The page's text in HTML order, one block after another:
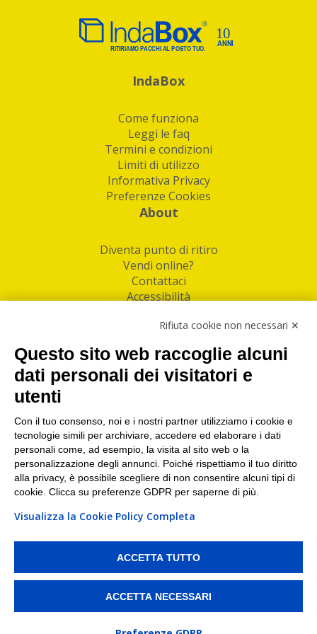
IndaBox
Come funziona
Leggi le faq
Termini e condizioni
Limiti di utilizzo
Informativa Privacy
Preferenze Cookies
About
Diventa punto di ritiro
Vendi online?
Contattaci
Accessibilità
Facebook
Linkedin
I nostri punti di ritiro e spedizione pacchi nelle
maggiori città italiane
Torino|Milano|Roma|Bologna|Firenze| Genova
Napoli|Varese
PI/CF/N°Iscr.: 10821360012 | REA: RM 1494760 | Cap.Soc.: 50.000€ |
Whistleblowing|Privacy |Preferenze Cookies
ritirare i tuoi acquisti online e spedire i tuoi pacchi.
Rifiuta cookie non necessari ✕
Questo sito web raccoglie alcuni
dati personali dei visitatori e
utenti
Con il tuo consenso, noi e i nostri partner utilizziamo i cookie e
tecnologie simili per archiviare, accedere ed elaborare i dati
personali come, ad esempio, la visita al sito web o la
personalizzazione degli annunci. Poiché rispettiamo il tuo diritto
alla privacy, è possibile scegliere di non consentire alcuni tipi di
cookie. Clicca su preferenze GDPR per saperne di più.
Visualizza la Cookie Policy Completa
ACCETTA TUTTO
ACCETTA NECESSARI